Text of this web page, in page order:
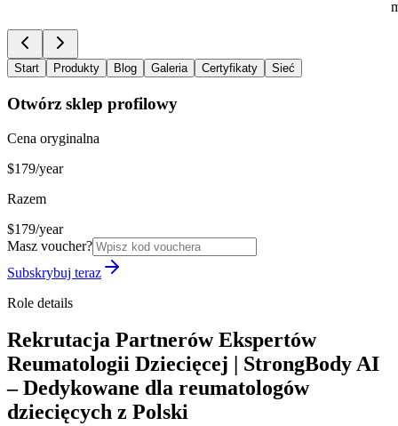
Start Produkty Blog Galeria Certyfikaty Sieć
Otwórz sklep profilowy
Cena oryginalna
$179/year
Razem
$179/year
Masz voucher?
Subskrybuj teraz
Role details
Rekrutacja Partnerów Ekspertów
Reumatologii Dziecięcej | StrongBody AI
– Dedykowane dla reumatologów
dziecięcych z Polski